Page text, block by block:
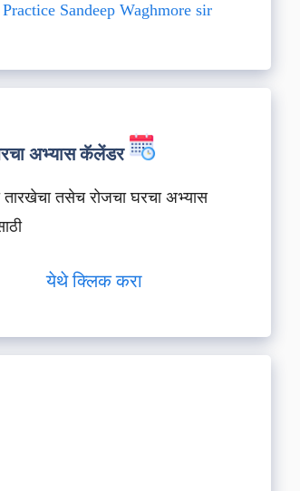
Sandeep Waghmore sir
अभ्यास कॅलेंडर
तारखेचा तसेच रोजचा घरचा अभ्यास
येथे क्लिक करा